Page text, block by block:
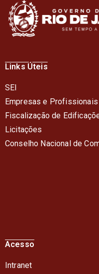
Links Úteis
SEI
Empresas e Profissionais
Fiscalização de
Licitações
Conselho Nacional de
Acesso
Intranet